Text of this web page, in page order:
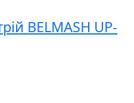
BELMASH UP-